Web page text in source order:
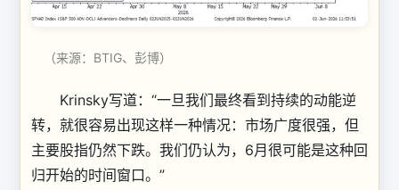
（来源：BTIG、彭博）
Krinsky写道：“一旦我们最终看到持续的动能逆
转，就很容易出现这样一种情况：市场广度很强，但
主要股指仍然下跌。我们仍认为，6月很可能是这种回
归开始的时间窗口。”